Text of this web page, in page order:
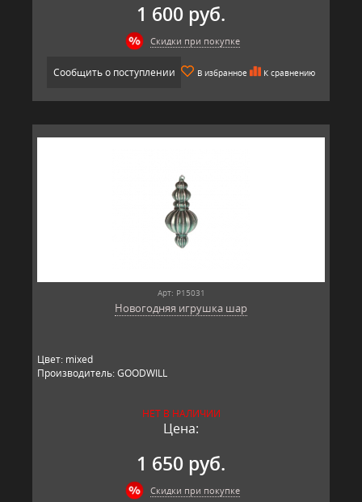
1 600 руб.
Скидки при покупке
Сообщить о поступлении В избранное К сравнению
Арт: P15031
Новогодняя игрушка шар
Цвет: mixed
Производитель: GOODWILL
НЕТ В НАЛИЧИИ
Цена:
1 650 руб.
Скидки при покупке